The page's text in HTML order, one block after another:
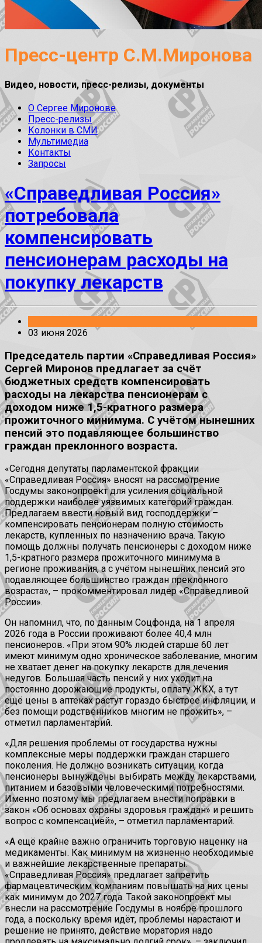
Пресс-центр С.М.Миронова
Видео, новости, пресс-релизы, документы
О Сергее Миронове
Пресс-релизы
Колонки в СМИ
Мультимедиа
Контакты
Запросы
«Справедливая Россия»
потребовала
компенсировать
пенсионерам расходы на
покупку лекарств
03 июня 2026
Председатель партии «Справедливая Россия»
Сергей Миронов предлагает за счёт
бюджетных средств компенсировать
расходы на лекарства пенсионерам с
доходом ниже 1,5-кратного размера
прожиточного минимума. С учётом нынешних
пенсий это подавляющее большинство
граждан преклонного возраста.
«Сегодня депутаты парламентской фракции
«Справедливая Россия» вносят на рассмотрение
Госдумы законопроект для усиления социальной
поддержки наиболее уязвимых категорий граждан.
Предлагаем ввести новый вид господдержки –
компенсировать пенсионерам полную стоимость
лекарств, купленных по назначению врача. Такую
помощь должны получать пенсионеры с доходом ниже
1,5-кратного размера прожиточного минимума в
регионе проживания, а с учётом нынешних пенсий это
подавляющее большинство граждан преклонного
возраста», – прокомментировал лидер «Справедливой
России».
Он напомнил, что, по данным Соцфонда, на 1 апреля
2026 года в России проживают более 40,4 млн
пенсионеров. «При этом 90% людей старше 60 лет
имеют минимум одно хроническое заболевание, многим
не хватает денег на покупку лекарств для лечения
недугов. Большая часть пенсий у них уходит на
постоянно дорожающие продукты, оплату ЖКХ, а тут
ещё цены в аптеках растут гораздо быстрее инфляции, и
без помощи родственников многим не прожить», –
отметил парламентарий.
«Для решения проблемы от государства нужны
комплексные меры поддержки граждан старшего
поколения. Не должно возникать ситуации, когда
пенсионеры вынуждены выбирать между лекарствами,
питанием и базовыми человеческими потребностями.
Именно поэтому мы предлагаем внести поправки в
закон «Об основах охраны здоровья граждан» и решить
вопрос с компенсацией», – отметил парламентарий.
«А ещё крайне важно ограничить торговую наценку на
медикаменты. Как минимум на жизненно необходимые
и важнейшие лекарственные препараты.
«Справедливая Россия» предлагает запретить
фармацевтическим компаниям повышать на них цены
как минимум до 2027 года. Такой законопроект мы
внесли на рассмотрение Госдумы в ноябре прошлого
года, а поскольку время идёт, проблемы нарастают и
решение не принято, действие моратория надо